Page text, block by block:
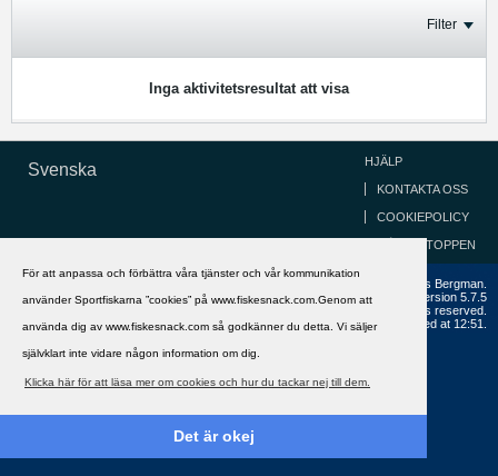
För att anpassa och förbättra våra tjänster och vår kommunikation
använder Sportfiskarna ”cookies” på www.fiskesnack.com.Genom att
använda dig av www.fiskesnack.com så godkänner du detta. Vi säljer
självklart inte vidare någon information om dig.
Klicka här för att läsa mer om cookies och hur du tackar nej till dem.
Det är okej
Filter
Inga aktivitetsresultat att visa
Svenska HJÄLP
KONTAKTA OSS
COOKIEPOLICY
GÅ TILL TOPPEN
Copyright ©2002 - 2021, FiskeSnack.com. Grundad 2002 av Anders Bergman.
Powered byvBulletin®
Version 5.7.5
Copyright © 2026 MH Sub I, LLC dba vBulletin. All rights reserved.
All times are GMT+1. This page was generated at 12:51.